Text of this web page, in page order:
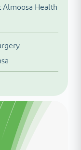
Almoosa Health